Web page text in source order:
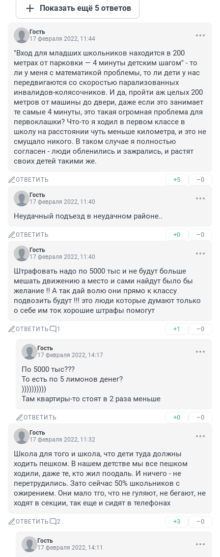
Показать ещё 5 ответов
Гость
17 февраля 2022, 11:44
"Вход для младших школьников находится в 200
метрах от парковки — 4 минуты детским шагом" - то
ли у меня с математикой проблемы, то ли дети у нас
передвигаются со скоростью парализованных
инвалидов-колясочников. И да, пройти аж целых 200
метров от машины до двери, даже если это занимает
те самые 4 минуты, это такая огромная проблема для
первоклашки? Что-то я ходил в первом классе в
школу на расстоянии чуть меньше километра, и это не
смущало никого. В таком случае я полностью
согласен - люди обленились и зажрались, и растят
своих детей такими же.
ОТВЕТИТЬ +5 –0
Гость
17 февраля 2022, 11:40
Неудачный подъезд в неудачном районе..
ОТВЕТИТЬ +0 –0
Гость
17 февраля 2022, 11:40
Штрафовать надо по 5000 тыс и не будут больше
мешать движению а место и сами найдут было бы
желание !! А так дай волю они прямо к классу
подвозить будут !!! это люди которые думают только
о себе им ток хорошие штрафы помогут
ОТВЕТИТЬ 1 +1 –0
Гость
17 февраля 2022, 14:17
По 5000 тыс???
То есть по 5 лимонов денег?
))))))))))
Там квартиры-то стоят в 2 раза меньше
ОТВЕТИТЬ +0 –0
Гость
17 февраля 2022, 11:32
Школа для того и школа, что дети туда должны
ходить пешком. В нашем детстве мы все пешком
ходили, даже те, кто жил поодаль. И ничего - не
перетрудились. Зато сейчас 50% школьников с
ожирением. Они мало тго, что не гуляют, не бегают, не
ходят в секции, так еще и сидят в телефонах
ОТВЕТИТЬ 2 +3 –0
Гость
17 февраля 2022, 14:11